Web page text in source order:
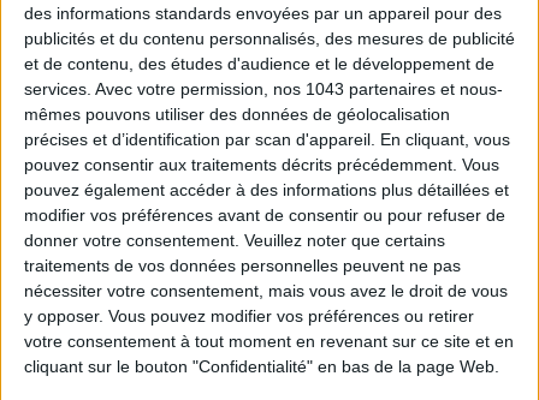
des informations standards envoyées par un appareil pour des
publicités et du contenu personnalisés, des mesures de publicité
et de contenu, des études d'audience et le développement de
services. Avec votre permission, nos 1043 partenaires et nous-
mêmes pouvons utiliser des données de géolocalisation
précises et d’identification par scan d'appareil. En cliquant, vous
pouvez consentir aux traitements décrits précédemment. Vous
pouvez également accéder à des informations plus détaillées et
modifier vos préférences avant de consentir ou pour refuser de
donner votre consentement. Veuillez noter que certains
traitements de vos données personnelles peuvent ne pas
nécessiter votre consentement, mais vous avez le droit de vous
y opposer. Vous pouvez modifier vos préférences ou retirer
votre consentement à tout moment en revenant sur ce site et en
cliquant sur le bouton "Confidentialité" en bas de la page Web.
S'INSCRIRE